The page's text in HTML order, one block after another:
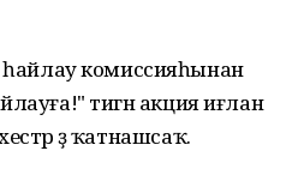
комиссияһынан
тигән акция иғлан
ҙә ҡатнашсаҡ.